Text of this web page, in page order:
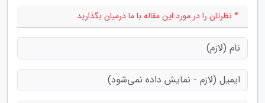
* نظرتان را در مورد این مقاله با ما درمیان بگذارید